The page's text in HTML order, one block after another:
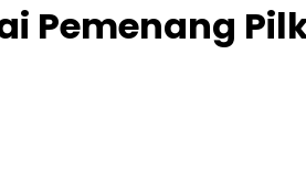
Pemenang